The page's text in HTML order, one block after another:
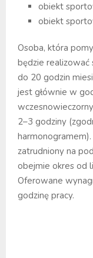
obiekt
obiekt
Osoba, która
będzie
do 20 godzin
jest głównie w
2–3 godziny
zatrudniony na
obejmie okres od
Oferowane
godzinę pracy.